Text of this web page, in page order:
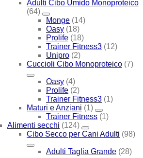
Adulti Cibo Umido Monoproteico
(64)
Monge (14)
Oasy (18)
Prolife (18)
Trainer Fitness3 (12)
Unipro (2)
Cuccioli Cibo Monoproteico (7)
Oasy (4)
Prolife (2)
Trainer Fitness3 (1)
Maturi e Anziani (1)
Trainer Fitness (1)
Alimenti secchi (124)
Cibo Secco per Cani Adulti (98)
Adulti Taglia Grande (28)